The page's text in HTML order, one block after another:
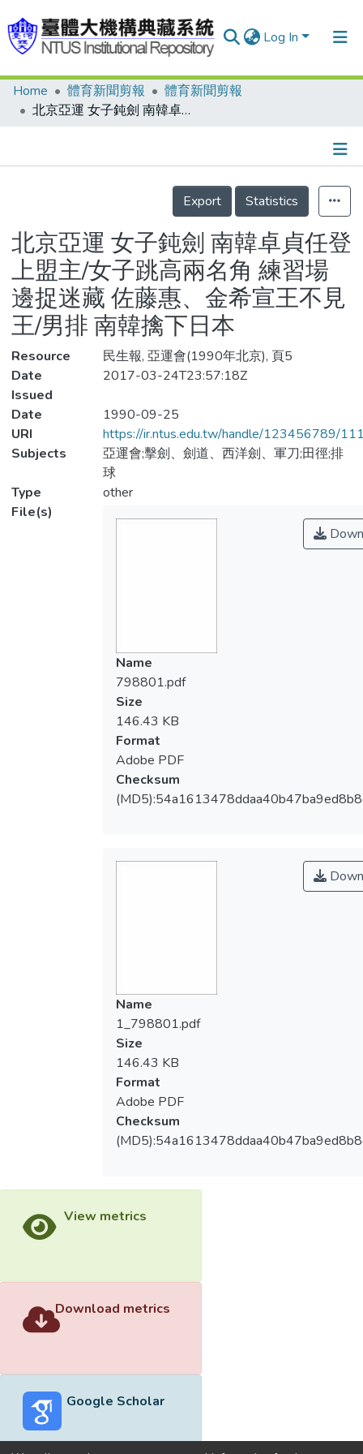
Log In
Communities & Collections
Statistics
Home 體育新聞剪報
體育新聞剪報
北京亞運 女子鈍劍 南韓卓貞任登上盟主/女子跳高兩名角 練習場邊捉迷藏 佐藤惠、金希宣王不見王/男排 南韓擒下日本
Details
Export
Statistics
北京亞運 女子鈍劍 南韓卓貞任登
上盟主/女子跳高兩名角 練習場
邊捉迷藏 佐藤惠、金希宣王不見
王/男排 南韓擒下日本
Resource
民生報, 亞運會(1990年北京), 頁5
Date
Issued
2017-03-24T23:57:18Z
Date
1990-09-25
URI
https://ir.ntus.edu.tw/handle/123456789/
Subjects
亞運會;擊劍、劍道、西洋劍、軍刀;田徑;排
球
Type
other
File(s)
Name
798801.pdf
Size
146.43 KB
Format
Adobe PDF
Checksum
Name
1_798801.pdf
Size
146.43 KB
Format
Adobe PDF
Checksum
View metrics
Download metrics
Google Scholar